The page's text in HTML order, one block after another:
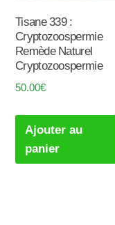
Tisane 339 :
Cryptozoospermie
Remède Naturel
Cryptozoospermie
50.00€
Ajouter au
panier